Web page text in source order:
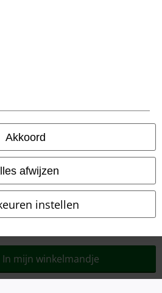
Akkoord
afwijzen
instellen
In mijn winkelmandje
BV